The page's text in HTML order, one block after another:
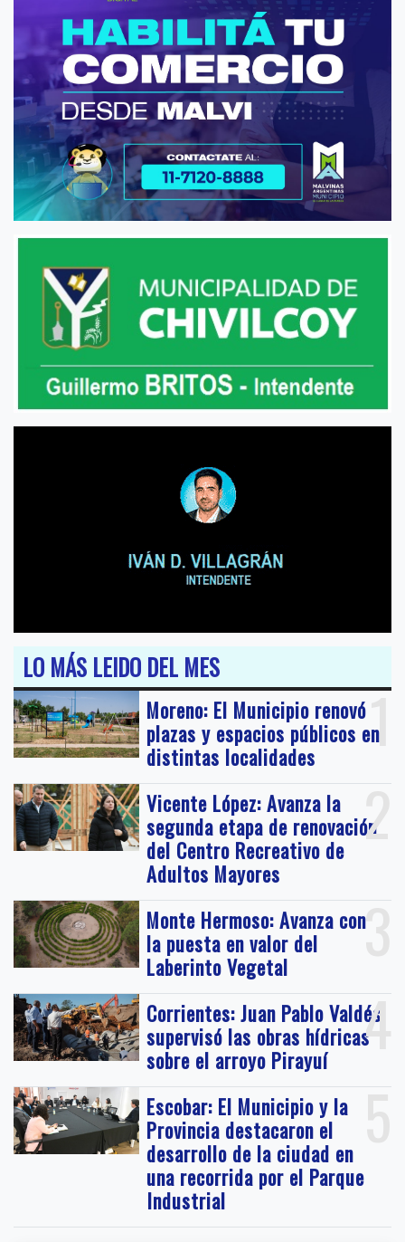
LO MÁS LEIDO DEL MES
1
Moreno: El Municipio renovó
plazas y espacios públicos en
distintas localidades
2
Vicente López: Avanza la
segunda etapa de renovación
del Centro Recreativo de
Adultos Mayores
3
Monte Hermoso: Avanza con
la puesta en valor del
Laberinto Vegetal
4
Corrientes: Juan Pablo Valdés
supervisó las obras hídricas
sobre el arroyo Pirayuí
5
Escobar: El Municipio y la
Provincia destacaron el
desarrollo de la ciudad en
una recorrida por el Parque
Industrial